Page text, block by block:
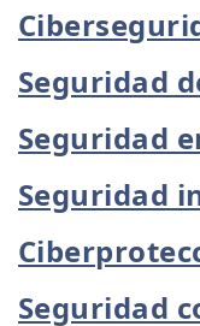
Seguridad
Seguridad
Seguridad
Seguridad